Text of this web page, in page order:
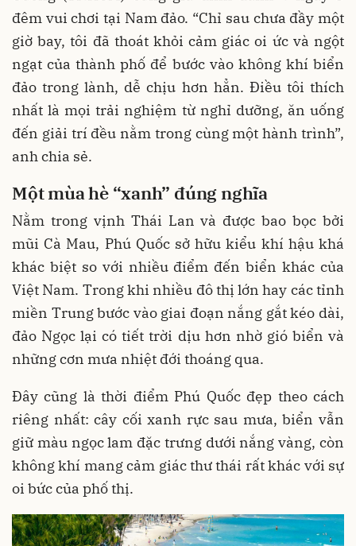
đêm vui chơi tại Nam đảo. “Chỉ sau chưa đầy một
giờ bay, tôi đã thoát khỏi cảm giác oi ức và ngột
ngạt của thành phố để bước vào không khí biển
đảo trong lành, dễ chịu hơn hẳn. Điều tôi thích
nhất là mọi trải nghiệm từ nghỉ dưỡng, ăn uống
đến giải trí đều nằm trong cùng một hành trình”,
anh chia sẻ.
Một mùa hè “xanh” đúng nghĩa
Nằm trong vịnh Thái Lan và được bao bọc bởi
mũi Cà Mau, Phú Quốc sở hữu kiểu khí hậu khá
khác biệt so với nhiều điểm đến biển khác của
Việt Nam. Trong khi nhiều đô thị lớn hay các tỉnh
miền Trung bước vào giai đoạn nắng gắt kéo dài,
đảo Ngọc lại có tiết trời dịu hơn nhờ gió biển và
những cơn mưa nhiệt đới thoáng qua.
Đây cũng là thời điểm Phú Quốc đẹp theo cách
riêng nhất: cây cối xanh rực sau mưa, biển vẫn
giữ màu ngọc lam đặc trưng dưới nắng vàng, còn
không khí mang cảm giác thư thái rất khác với sự
oi bức của phố thị.